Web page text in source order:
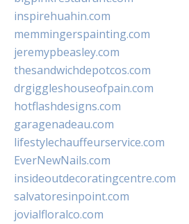
inspirehuahin.com
memmingerspainting.com
jeremypbeasley.com
thesandwichdepotcos.com
drgiggleshouseofpain.com
hotflashdesigns.com
garagenadeau.com
lifestylechauffeurservice.com
EverNewNails.com
insideoutdecoratingcentre.com
salvatoresinpoint.com
jovialfloralco.com